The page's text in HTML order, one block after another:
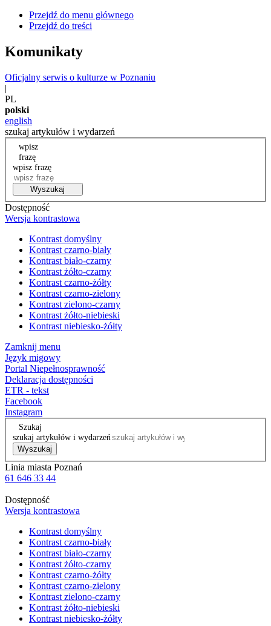
Przejdź do menu głównego
Przejdź do treści
Komunikaty
Oficjalny serwis o kulturze w Poznaniu
|
PL
polski
english
szukaj artykułów i wydarzeń
wpisz
frazę
wpisz frazę
Wyszukaj
Dostępność
Wersja kontrastowa
Kontrast domyślny
Kontrast czarno-biały
Kontrast biało-czarny
Kontrast żółto-czarny
Kontrast czarno-żółty
Kontrast czarno-zielony
Kontrast zielono-czarny
Kontrast żółto-niebieski
Kontrast niebiesko-żółty
Zamknij menu
Język migowy
Portal Niepełnosprawność
Deklaracja dostępności
ETR - tekst
Facebook
Instagram
Szukaj
szukaj artykułów i wydarzeń
Wyszukaj
Linia miasta Poznań
61 646 33 44
Dostępność
Wersja kontrastowa
Kontrast domyślny
Kontrast czarno-biały
Kontrast biało-czarny
Kontrast żółto-czarny
Kontrast czarno-żółty
Kontrast czarno-zielony
Kontrast zielono-czarny
Kontrast żółto-niebieski
Kontrast niebiesko-żółty